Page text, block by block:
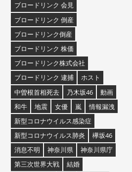
ブロードリンク 会見
ブロードリンク 倒産
ブロードリンク倒産
ブロードリンク 株価
ブロードリンク株式会社
ブロードリンク 逮捕
ホスト
中曽根首相死去
乃木坂46
動画
和牛
地震 女優 嵐
情報漏洩
新型コロナウイルス感染症
新型コロナウイルス肺炎
欅坂46
消息不明
神奈川県
神奈川県庁
第三次世界大戦
結婚